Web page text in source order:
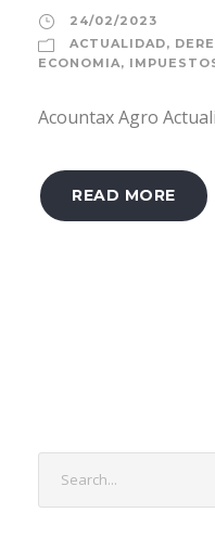
24/02/2023
ACTUALIDAD,
ECONOMIA,
Acountax Agro
READ MORE